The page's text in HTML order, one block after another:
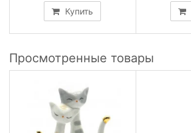
Купить
Просмотренные товары